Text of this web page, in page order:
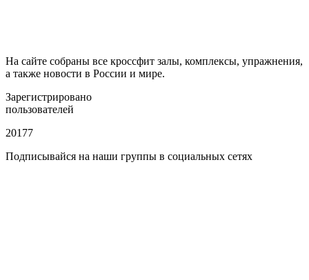
На сайте собраны все кроссфит залы, комплексы, упражнения,
а также новости в России и мире.
Зарегистрировано
пользователей
20177
Подписывайся на наши группы в социальных сетях